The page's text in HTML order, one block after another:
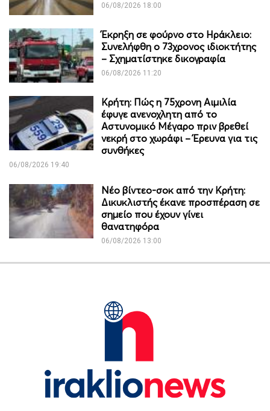
06/08/2026 18:00
Έκρηξη σε φούρνο στο Ηράκλειο:
Συνελήφθη ο 73χρονος ιδιοκτήτης
– Σχηματίστηκε δικογραφία
06/08/2026 11:20
Κρήτη: Πώς η 75χρονη Αιμιλία
έφυγε ανενοχλητη από το
Αστυνομικό Μέγαρο πριν βρεθεί
νεκρή στο χωράφι – Έρευνα για τις
συνθήκες
06/08/2026 19:40
Νέο βίντεο-σοκ από την Κρήτη:
Δικυκλιστής έκανε προσπέραση σε
σημείο που έχουν γίνει
θανατηφόρα
06/08/2026 13:00